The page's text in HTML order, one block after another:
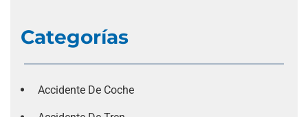
Categorías
Accidente De Coche